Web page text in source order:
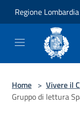
Regione Lombardia
Home > Vivere il
Gruppo di lettura